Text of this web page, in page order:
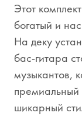
Этот
богатый и
На деку
бас-гитара
музыкантов,
премиальный
шикарный